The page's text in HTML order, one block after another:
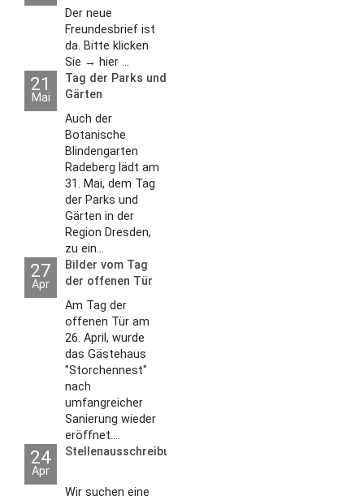
Der neue
Freundesbrief ist
da. Bitte klicken
Sie → hier ...
21
Mai
Tag der Parks und
Gärten
Auch der
Botanische
Blindengarten
Radeberg lädt am
31. Mai, dem Tag
der Parks und
Gärten in der
Region Dresden,
zu ein...
27
Apr
Bilder vom Tag
der offenen Tür
2026
Am Tag der
offenen Tür am
26. April, wurde
das Gästehaus
"Storchennest"
nach
umfangreicher
Sanierung wieder
eröffnet....
24
Apr
Stellenausschreibungen
Wir suchen eine